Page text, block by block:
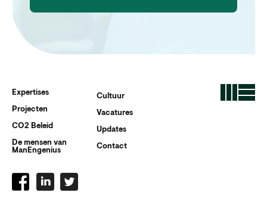
Expertises
Projecten
CO2 Beleid
De mensen van
ManEngenius
Cultuur
Vacatures
Updates
Contact